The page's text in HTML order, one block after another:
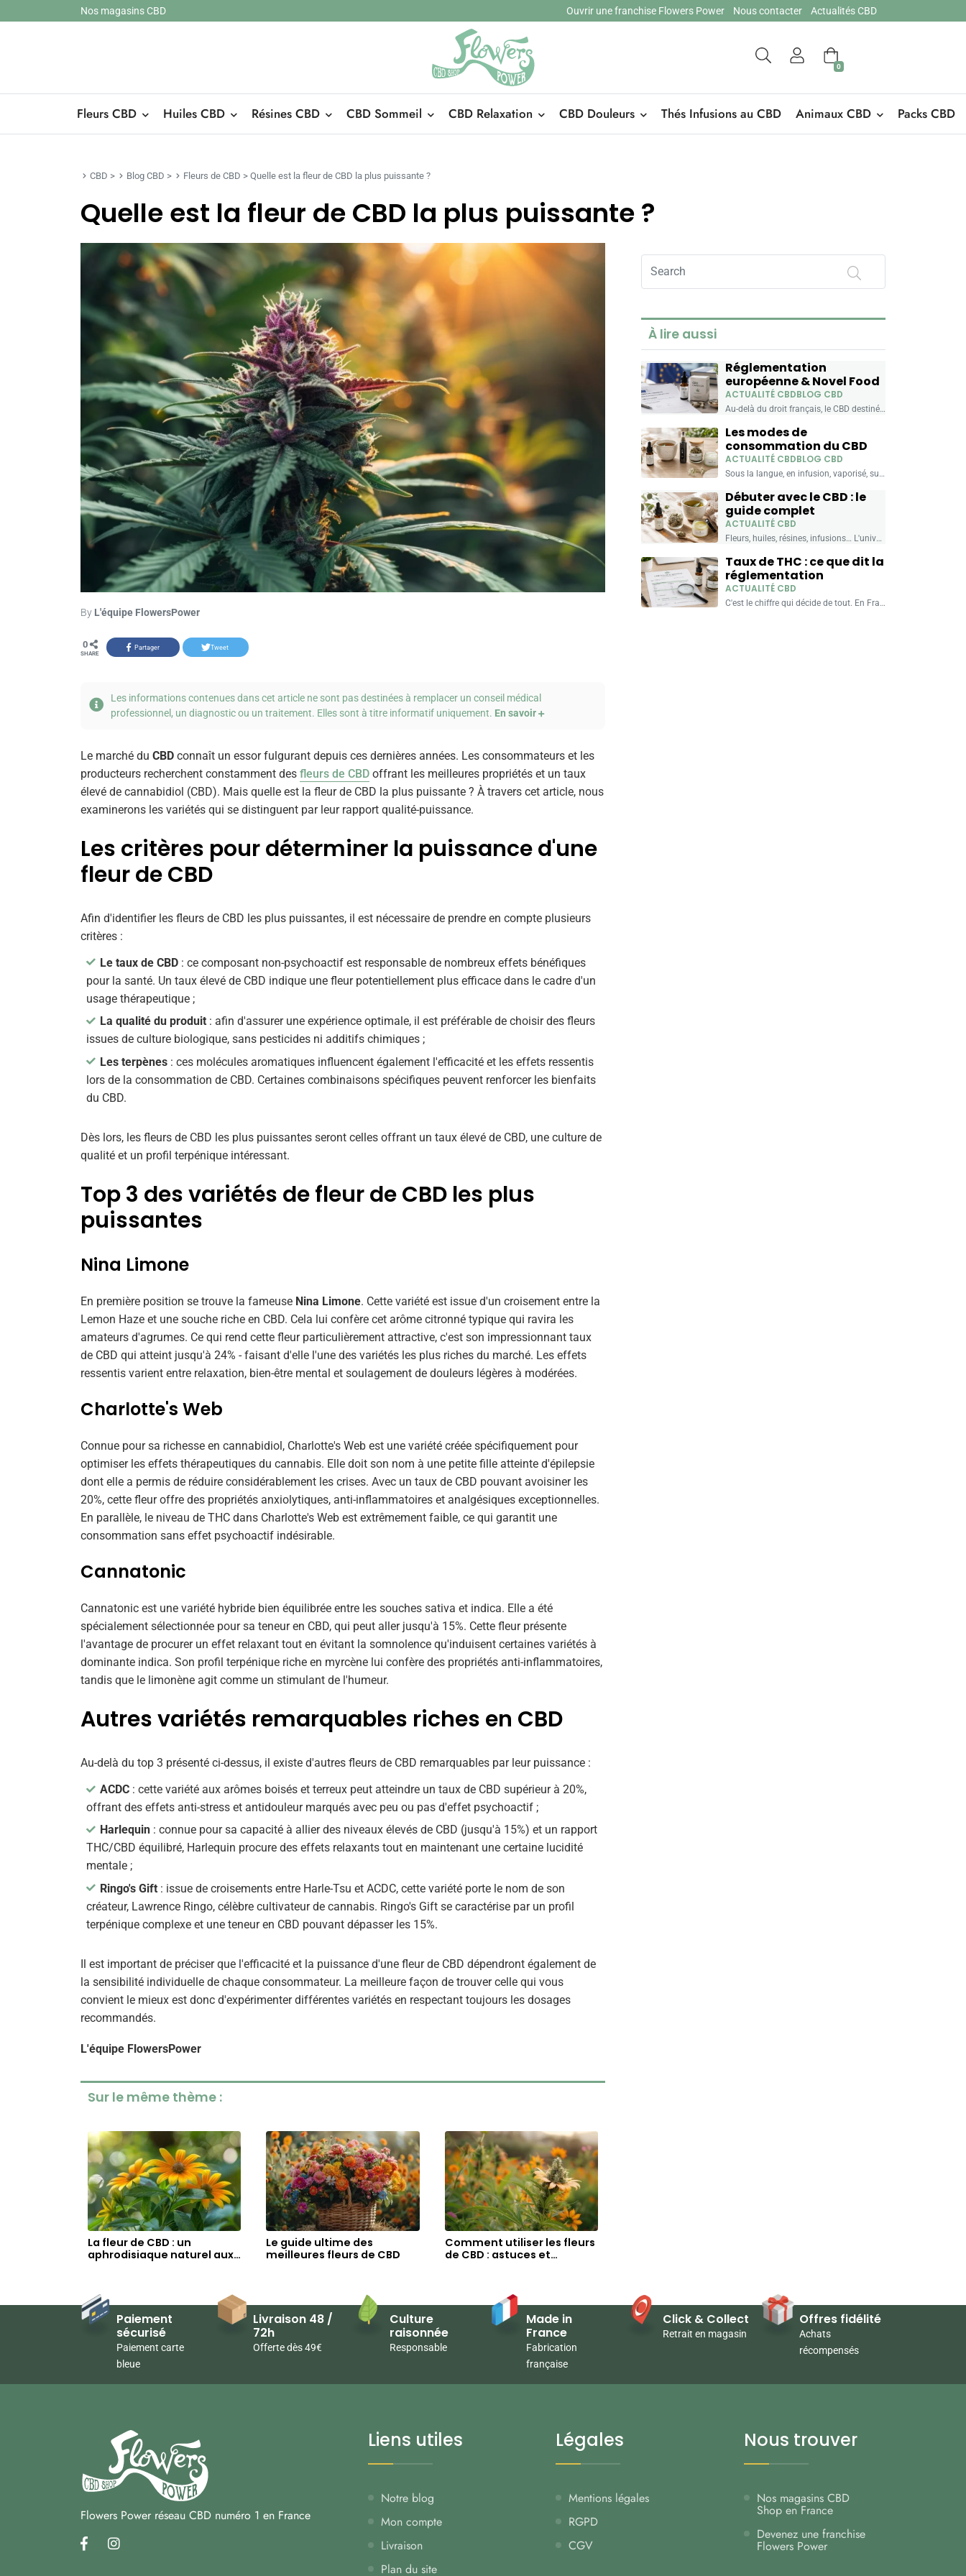
Nos magasins CBD Ouvrir une franchise Flowers Power Nous contacter Actualités CBD
0
Fleurs CBD Huiles CBD Résines CBD CBD Sommeil CBD Relaxation CBD Douleurs Thés Infusions au CBD Animaux CBD Packs CBD
CBD > Blog CBD > Fleurs de CBD > Quelle est la fleur de CBD la plus puissante ?
Quelle est la fleur de CBD la plus puissante ?
By L'équipe FlowersPower
0
SHARE
Share on FacebookShare on Twitter
Les informations contenues dans cet article ne sont pas destinées à remplacer un conseil médical
professionnel, un diagnostic ou un traitement. Elles sont à titre informatif uniquement. En savoir
Le marché du CBD connaît un essor fulgurant depuis ces dernières années. Les consommateurs et les
producteurs recherchent constamment des fleurs de CBD offrant les meilleures propriétés et un taux
élevé de cannabidiol (CBD). Mais quelle est la fleur de CBD la plus puissante ? À travers cet article, nous
examinerons les variétés qui se distinguent par leur rapport qualité-puissance.
Les critères pour déterminer la puissance d'une
fleur de CBD
Afin d'identifier les fleurs de CBD les plus puissantes, il est nécessaire de prendre en compte plusieurs
critères :
Le taux de CBD : ce composant non-psychoactif est responsable de nombreux effets bénéfiques
pour la santé. Un taux élevé de CBD indique une fleur potentiellement plus efficace dans le cadre d'un
usage thérapeutique ;
La qualité du produit : afin d'assurer une expérience optimale, il est préférable de choisir des fleurs
issues de culture biologique, sans pesticides ni additifs chimiques ;
Les terpènes : ces molécules aromatiques influencent également l'efficacité et les effets ressentis
lors de la consommation de CBD. Certaines combinaisons spécifiques peuvent renforcer les bienfaits
du CBD.
Dès lors, les fleurs de CBD les plus puissantes seront celles offrant un taux élevé de CBD, une culture de
qualité et un profil terpénique intéressant.
Top 3 des variétés de fleur de CBD les plus
puissantes
Nina Limone
En première position se trouve la fameuse Nina Limone. Cette variété est issue d'un croisement entre la
Lemon Haze et une souche riche en CBD. Cela lui confère cet arôme citronné typique qui ravira les
amateurs d'agrumes. Ce qui rend cette fleur particulièrement attractive, c'est son impressionnant taux
de CBD qui atteint jusqu'à 24% - faisant d'elle l'une des variétés les plus riches du marché. Les effets
ressentis varient entre relaxation, bien-être mental et soulagement de douleurs légères à modérées.
Charlotte's Web
Connue pour sa richesse en cannabidiol, Charlotte's Web est une variété créée spécifiquement pour
optimiser les effets thérapeutiques du cannabis. Elle doit son nom à une petite fille atteinte d'épilepsie
dont elle a permis de réduire considérablement les crises. Avec un taux de CBD pouvant avoisiner les
20%, cette fleur offre des propriétés anxiolytiques, anti-inflammatoires et analgésiques exceptionnelles.
En parallèle, le niveau de THC dans Charlotte's Web est extrêmement faible, ce qui garantit une
consommation sans effet psychoactif indésirable.
Cannatonic
Cannatonic est une variété hybride bien équilibrée entre les souches sativa et indica. Elle a été
spécialement sélectionnée pour sa teneur en CBD, qui peut aller jusqu'à 15%. Cette fleur présente
l'avantage de procurer un effet relaxant tout en évitant la somnolence qu'induisent certaines variétés à
dominante indica. Son profil terpénique riche en myrcène lui confère des propriétés anti-inflammatoires,
tandis que le limonène agit comme un stimulant de l'humeur.
Autres variétés remarquables riches en CBD
Au-delà du top 3 présenté ci-dessus, il existe d'autres fleurs de CBD remarquables par leur puissance :
ACDC : cette variété aux arômes boisés et terreux peut atteindre un taux de CBD supérieur à 20%,
offrant des effets anti-stress et antidouleur marqués avec peu ou pas d'effet psychoactif ;
Harlequin : connue pour sa capacité à allier des niveaux élevés de CBD (jusqu'à 15%) et un rapport
THC/CBD équilibré, Harlequin procure des effets relaxants tout en maintenant une certaine lucidité
mentale ;
Ringo's Gift : issue de croisements entre Harle-Tsu et ACDC, cette variété porte le nom de son
créateur, Lawrence Ringo, célèbre cultivateur de cannabis. Ringo's Gift se caractérise par un profil
terpénique complexe et une teneur en CBD pouvant dépasser les 15%.
Il est important de préciser que l'efficacité et la puissance d'une fleur de CBD dépendront également de
la sensibilité individuelle de chaque consommateur. La meilleure façon de trouver celle qui vous
convient le mieux est donc d'expérimenter différentes variétés en respectant toujours les dosages
recommandés.
L'équipe FlowersPower
Sur le même thème :
La fleur de CBD : un
aphrodisiaque naturel aux
Le guide ultime des
meilleures fleurs de CBD
Comment utiliser les fleurs
de CBD : astuces et
Flowers
À lire aussi
Réglementation
européenne & Novel Food
ACTUALITÉ CBDBLOG CBD
Au-delà du droit français, le CBD destiné à être ingéré relève d'un cadre européen : le « Novel Food ». Voici ce que recouvre cette notion, quels produits sont concernés,...
Les modes de
consommation du CBD
ACTUALITÉ CBDBLOG CBD
Sous la langue, en infusion, vaporisé, sur la peau ou vapoté… Le CBD se consomme de plusieurs façons. Chacune a ses usages, ses avantages pratiques et ses produits. Voici comment...
Débuter avec le CBD : le
guide complet
ACTUALITÉ CBD
Fleurs, huiles, résines, infusions… L'univers du CBD peut sembler dense quand on commence. Ce guide vous donne les repères essentiels pour comprendre les produits, les formats et faire un choix...
Taux de THC : ce que dit la
réglementation
ACTUALITÉ CBD
C'est le chiffre qui décide de tout. En France, un produit au CBD est légal s'il contient au maximum 0,3 % de THC. Voici ce que recouvre ce seuil, comment...
Paiement
sécurisé
Paiement carte
bleue
Livraison 48 /
72h
Offerte dès 49€
Culture
raisonnée
Responsable
Made in
France
Fabrication
française
Click & Collect
Retrait en magasin
Offres fidélité
Achats
récompensés
Flowers Power réseau CBD numéro 1 en France
facebookinstagram
Liens utiles
Notre blog
Mon compte
Livraison
Plan du site
Légales
Mentions légales
RGPD
CGV
Nous trouver
Nos magasins CBD
Shop en France
Devenez une franchise
Flowers Power